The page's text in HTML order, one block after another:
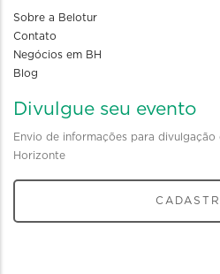
Sobre a Belotur
Contato
Negócios em BH
Blog
Divulgue seu evento
Envio de informações para
Horizonte